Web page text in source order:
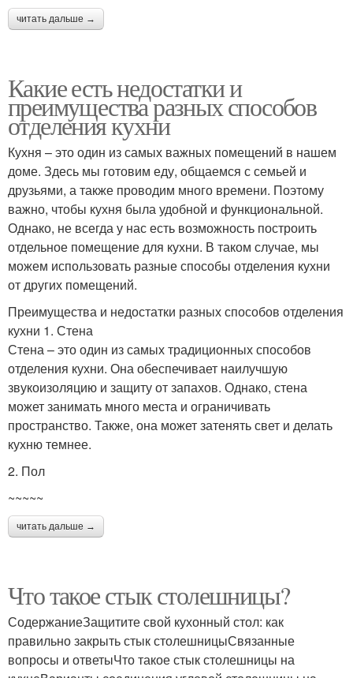
читать дальше →
Какие есть недостатки и
преимущества разных способов
отделения кухни
Кухня – это один из самых важных помещений в нашем
доме. Здесь мы готовим еду, общаемся с семьей и
друзьями, а также проводим много времени. Поэтому
важно, чтобы кухня была удобной и функциональной.
Однако, не всегда у нас есть возможность построить
отдельное помещение для кухни. В таком случае, мы
можем использовать разные способы отделения кухни
от других помещений.
Преимущества и недостатки разных способов отделения
кухни 1. Стена
Стена – это один из самых традиционных способов
отделения кухни. Она обеспечивает наилучшую
звукоизоляцию и защиту от запахов. Однако, стена
может занимать много места и ограничивать
пространство. Также, она может затенять свет и делать
кухню темнее.
2. Пол
~~~~~
читать дальше →
Что такое стык столешницы?
СодержаниеЗащитите свой кухонный стол: как
правильно закрыть стык столешницыСвязанные
вопросы и ответыЧто такое стык столешницы на